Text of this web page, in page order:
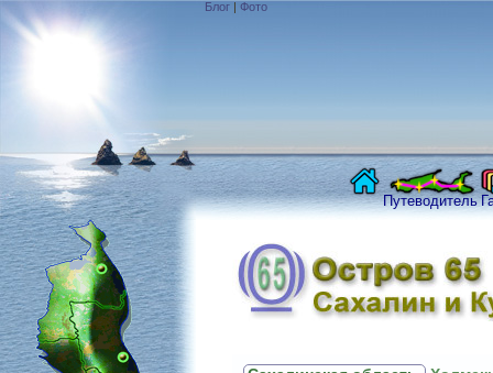
Блог | Фото
Путеводитель